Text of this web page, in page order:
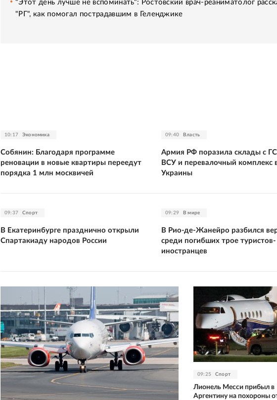
"Этот день лучше не вспоминать": Ростовский врач-реаниматолог
"РГ", как помогал пострадавшим в Геленджике
10:17 Экономика
Собянин: Благодаря программе
реновации в новые квартиры переедут
порядка 1 млн москвичей
09:40 Власть
Армия РФ поразила склады с
ВСУ и перевалочный комплекс
Украины
09:37 Спорт
В Екатеринбурге празднично открыли
Спартакиаду народов России
09:29 В мире
В Рио-де-Жанейро разбился
среди погибших трое туристов-
иностранцев
09:25 Спорт
Лионель Месси прибыл в
Аргентину на похороны